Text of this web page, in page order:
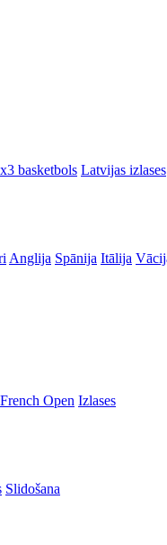
basketbols Latvijas izlases
Anglija Spānija Itālija
French Open Izlases
Slidošana